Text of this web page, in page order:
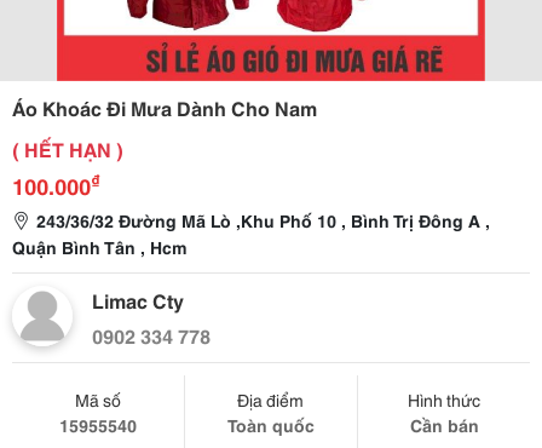
Áo Khoác Đi Mưa Dành Cho Nam
( HẾT HẠN )
100.000₫
243/36/32 Đường Mã Lò ,Khu Phố 10 , Bình Trị Đông A ,
Quận Bình Tân , Hcm
Limac Cty
0902 334 778
Mã số
15955540
Địa điểm
Toàn quốc
Hình thức
Cần bán